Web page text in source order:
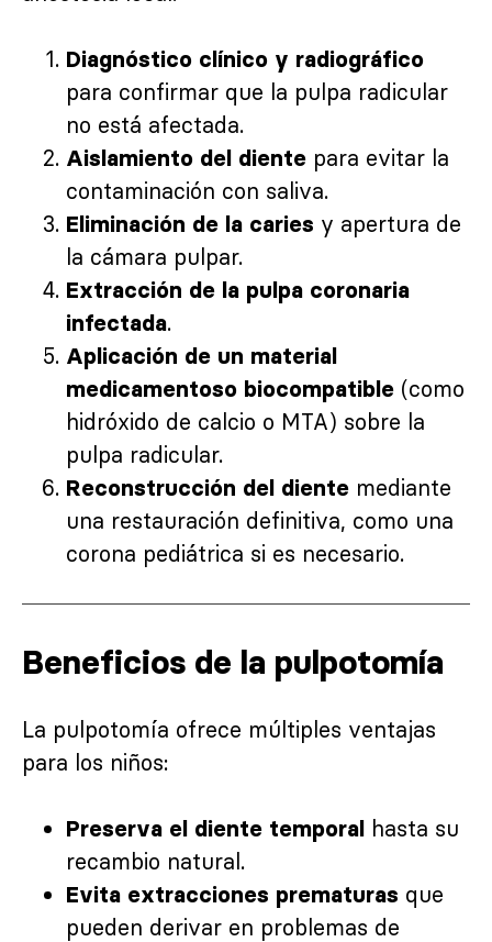
Diagnóstico clínico y radiográfico
para confirmar que la pulpa radicular
no está afectada.
Aislamiento del diente para evitar la
contaminación con saliva.
Eliminación de la caries y apertura de
la cámara pulpar.
Extracción de la pulpa coronaria
infectada.
Aplicación de un material
medicamentoso biocompatible (como
hidróxido de calcio o MTA) sobre la
pulpa radicular.
Reconstrucción del diente mediante
una restauración definitiva, como una
corona pediátrica si es necesario.
Beneficios de la pulpotomía
La pulpotomía ofrece múltiples ventajas
para los niños:
Preserva el diente temporal hasta su
recambio natural.
Evita extracciones prematuras que
pueden derivar en problemas de